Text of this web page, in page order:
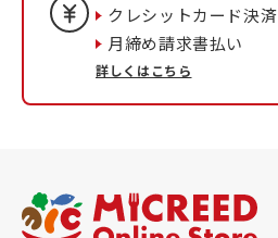
クレシットカード決済
月締め請求書払い
詳しくはこちら